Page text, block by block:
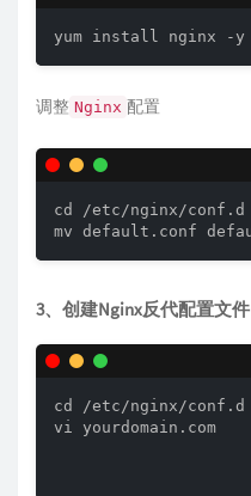
调整 Nginx 配置
cd /etc/nginx/conf.d
3、创建Nginx反代配置文件
cd /etc/nginx/conf.d
vi yourdomain.com